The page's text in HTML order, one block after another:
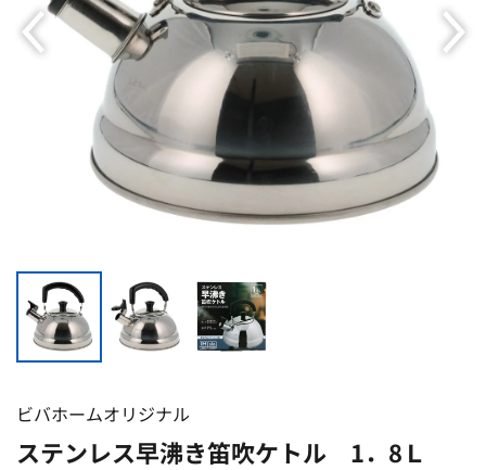
ビバホームオリジナル
ステンレス早沸き笛吹ケトル 1．8Ｌ